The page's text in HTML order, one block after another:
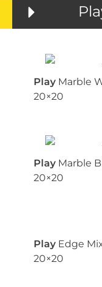
Play Marble
20×20
Play Marble
20×20
Play Edge
20×20